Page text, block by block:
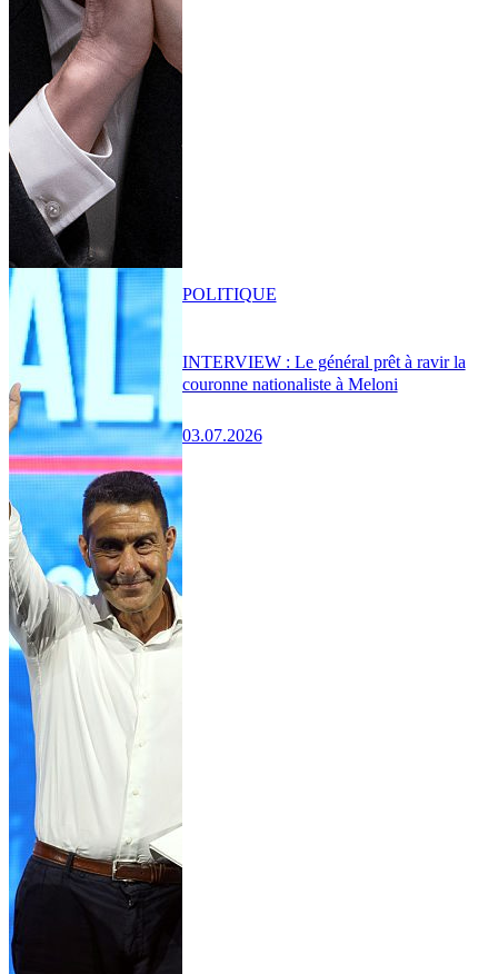
INTERVIEW : Le général prêt à ravir la
couronne nationaliste à Meloni
03.07.2026
POLITIQUE